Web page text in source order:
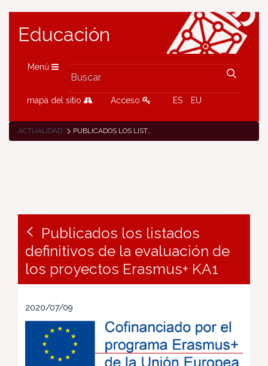
Educación
Menú
mapa del sitio Acceso ES EU
ACTUALIDAD PUBLICADOS LOS LISTADOS DEFINITIVOS DE LA EVALUACIÓN DE LOS PROYECTOS ERASMUS+ KA1
Publicados los listados
definitivos de la evaluación de
los proyectos Erasmus+ KA1
2020/07/09